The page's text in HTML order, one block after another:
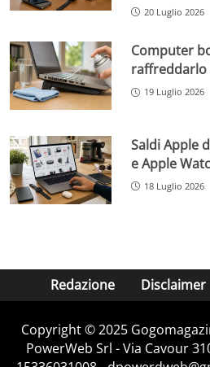
20 Luglio 2026
Computer
raffreddarlo
19 Luglio 2026
Saldi Apple
e Apple
18 Luglio 2026
Redazione Disclaimer
Copyright © 2025
PowerWeb Srl - Via Cavour